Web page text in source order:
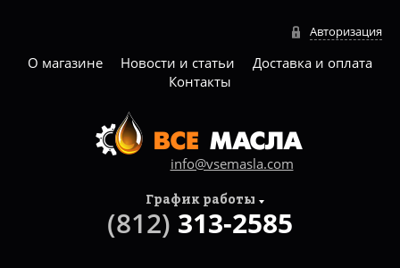
Авторизация
О магазине Новости и статьи
Доставка и оплата
Контакты
info@vsemasla.com
График работы
(812) 313-2585